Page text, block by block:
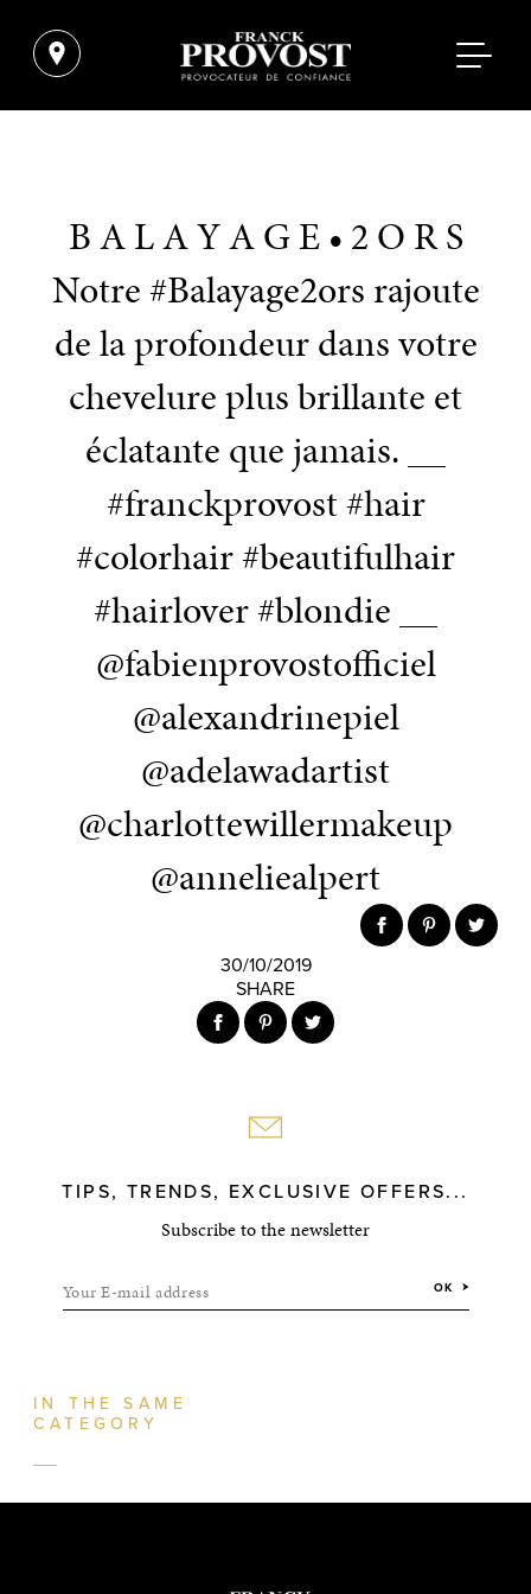
B A L A Y A G E • 2 O R S
Notre #Balayage2ors rajoute
de la profondeur dans votre
chevelure plus brillante et
éclatante que jamais. __
#franckprovost #hair
#colorhair #beautifulhair
#hairlover #blondie __
@fabienprovostofficiel
@alexandrinepiel
@adelawadartist
@charlottewillermakeup
@anneliealpert
30/10/2019
SHARE
TIPS, TRENDS, EXCLUSIVE OFFERS...
Subscribe to the newsletter
Your E-mail address OK
IN THE SAME
CATEGORY